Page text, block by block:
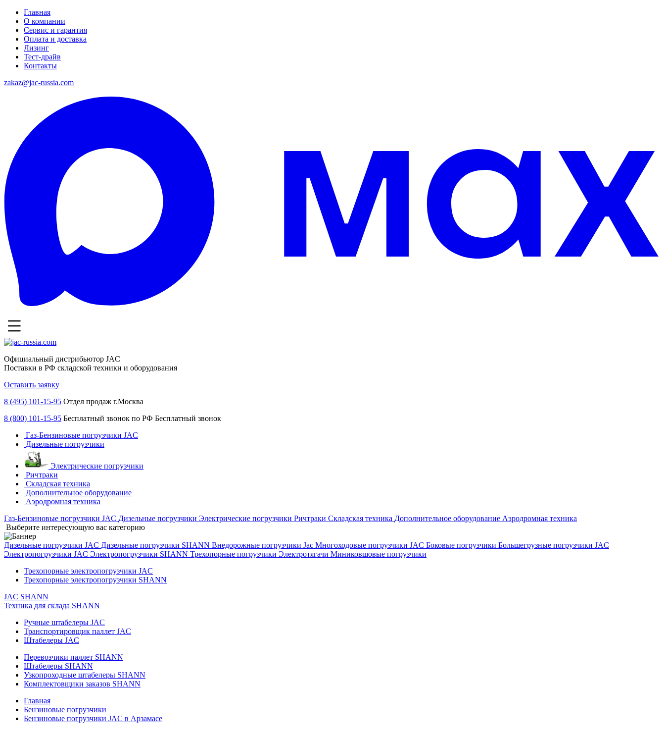
Главная
О компании
Сервис и гарантия
Оплата и доставка
Лизинг
Тест-драйв
Контакты
zakaz@jac-russia.com
Официальный дистрибьютор JAC
Поставки в РФ складской техники и оборудования
Оставить заявку
8 (495) 101-15-95 Отдел продаж г.Москва
8 (800) 101-15-95 Бесплатный звонок по РФ Бесплатный звонок
Газ-Бензиновые погрузчики JAC
Дизельные погрузчики
Электрические погрузчики
Ричтраки
Складская техника
Дополнительное оборудование
Аэродромная техника
Газ-Бензиновые погрузчики JAC Дизельные погрузчики Электрические погрузчики Ричтраки Складская техника Дополнительное оборудование Аэродромная техника
Выберите интересующую вас категорию
Дизельные погрузчики JAC Дизельные погрузчики SHANN Внедорожные погрузчики Jac Многоходовые погрузчики JAC Боковые погрузчики Большегрузные погрузчики JAC
Электропогрузчики JAC Электропогрузчики SHANN Трехопорные погрузчики Электротягачи Миниковшовые погрузчики
Трехопорные электропогрузчики JAC
Трехопорные электропогрузчики SHANN
JAC SHANN
Техника для склада SHANN
Ручные штабелеры JAC
Транспортировщик паллет JAC
Штабелеры JAC
Перевозчики паллет SHANN
Штабелеры SHANN
Узкопроходные штабелеры SHANN
Комплектовщики заказов SHANN
Главная
Бензиновые погрузчики
Бензиновые погрузчики JAC в Арзамасе